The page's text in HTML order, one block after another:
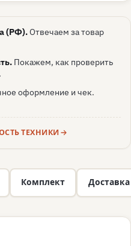
(РФ).Отвечаем за товар
Покажем, как проверить
оформление и чек.
ТЕХНИКИ
Комплект